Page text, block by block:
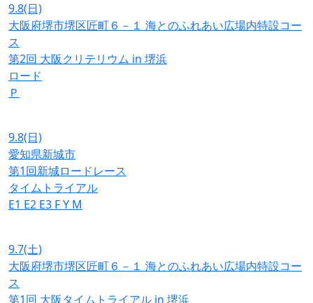
9.8(日)
大阪府堺市堺区匠町６－１ 海とのふれあい広場内特設コー
ス
第2回 大阪クリテリウム in 堺浜
ロード
Ｐ
9.8(日)
愛知県新城市
第1回新城ロードレース
タイムトライアル
E1 E2 E3 FY M
9.7(土)
大阪府堺市堺区匠町６－１ 海とのふれあい広場内特設コー
ス
第1回 大阪タイムトライアル in 堺浜